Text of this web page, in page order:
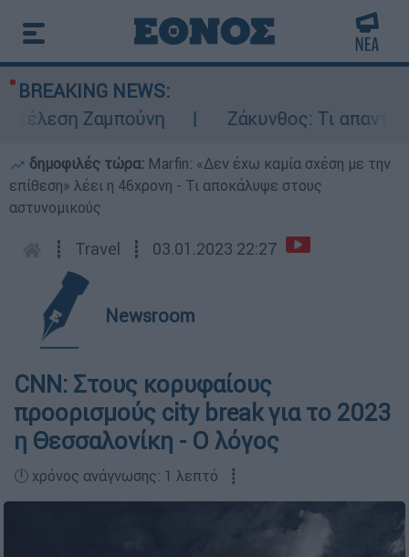
BREAKING NEWS:
Ζαμπούνη
Ζάκυνθος: Τι απαντά η
δημοφιλές τώρα: Marfin: «Δεν έχω καμία σχέση με την
επίθεση» λέει η 46χρονη - Τι αποκάλυψε στους
αστυνομικούς
┋ Travel ┋ 03.01.2023 22:27
Newsroom
CNN: Στους κορυφαίους
προορισμούς city break για το 2023
η Θεσσαλονίκη - Ο λόγος
🕛 χρόνος ανάγνωσης: 1 λεπτό ┋